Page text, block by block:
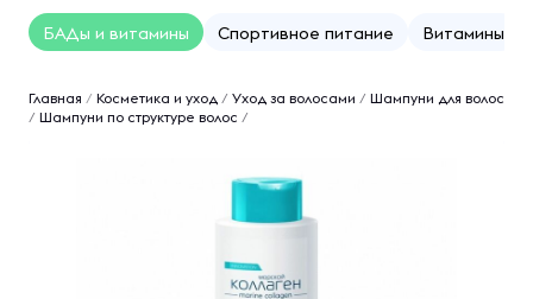
БАДы и витамины Спортивное питание Витамины
Главная / Косметика и уход / Уход за волосами / Шампуни для волос
/ Шампуни по структуре волос /